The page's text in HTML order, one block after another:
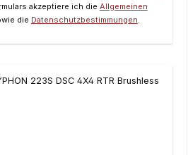
akzeptiere ich die Allgemeinen
die Datenschutzbestimmungen